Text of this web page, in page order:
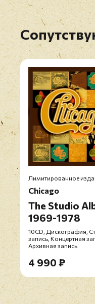
Лимитированное
Chicago
The Studio
1969-1978
10CD, Дискография,
запись, Концертная
Архивная запись
4 990 ₽